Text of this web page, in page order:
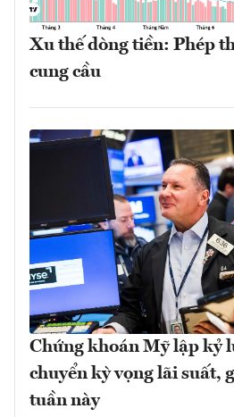
Xu thế dòng tiền: Phép
cung cầu
Chứng khoán Mỹ lập kỷ
chuyển kỳ vọng lãi suất,
tuần này